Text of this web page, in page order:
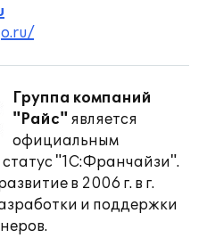
Группа компаний
"Райс" является
официальным
"1С:Франчайзи".
в 2006 г. в г.
и поддержки